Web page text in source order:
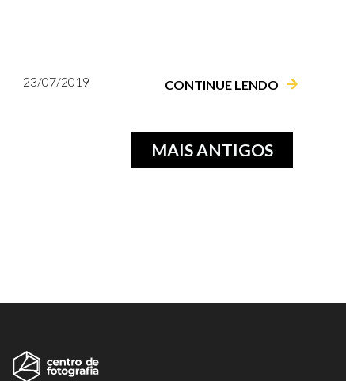
23/07/2019 CONTINUE LENDO
MAIS ANTIGOS